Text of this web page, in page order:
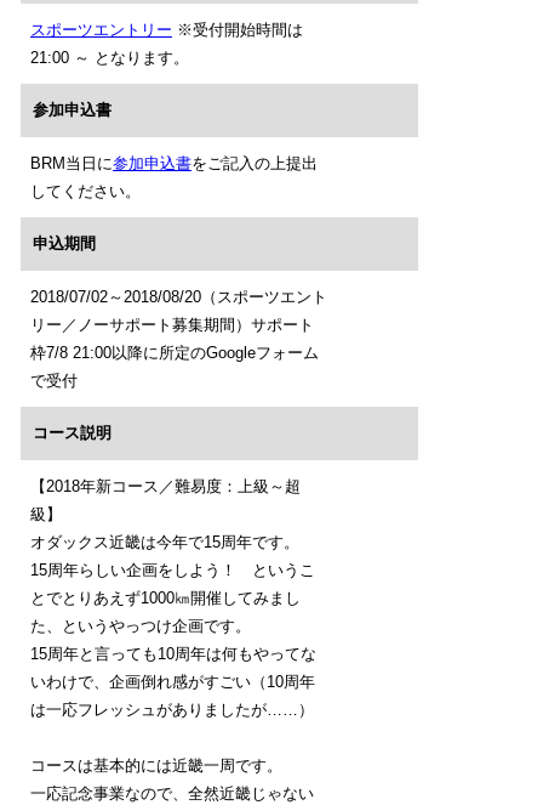
スポーツエントリー ※受付開始時間は
21:00 ～ となります。
参加申込書
BRM当日に参加申込書をご記入の上提出
してください。
申込期間
2018/07/02～2018/08/20（スポーツエント
リー／ノーサポート募集期間）サポート
枠7/8 21:00以降に所定のGoogleフォーム
で受付
コース説明
【2018年新コース／難易度：上級～超
級】
オダックス近畿は今年で15周年です。
15周年らしい企画をしよう！ というこ
とでとりあえず1000㎞開催してみまし
た、というやっつけ企画です。
15周年と言っても10周年は何もやってな
いわけで、企画倒れ感がすごい（10周年
は一応フレッシュがありましたが……）
コースは基本的には近畿一周です。
一応記念事業なので、全然近畿じゃない